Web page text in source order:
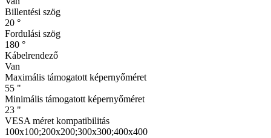
Billentési szög
20 °
Fordulási szög
180 °
Kábelrendező
Van
Maximális támogatott képernyőméret
55 "
Minimális támogatott képernyőméret
23 "
VESA méret kompatibilitás
100x100;200x200;300x300;400x400